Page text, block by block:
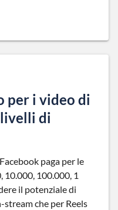
per i video di
di
paga per le
10.000, 100.000, 1
il potenziale di
che per Reels